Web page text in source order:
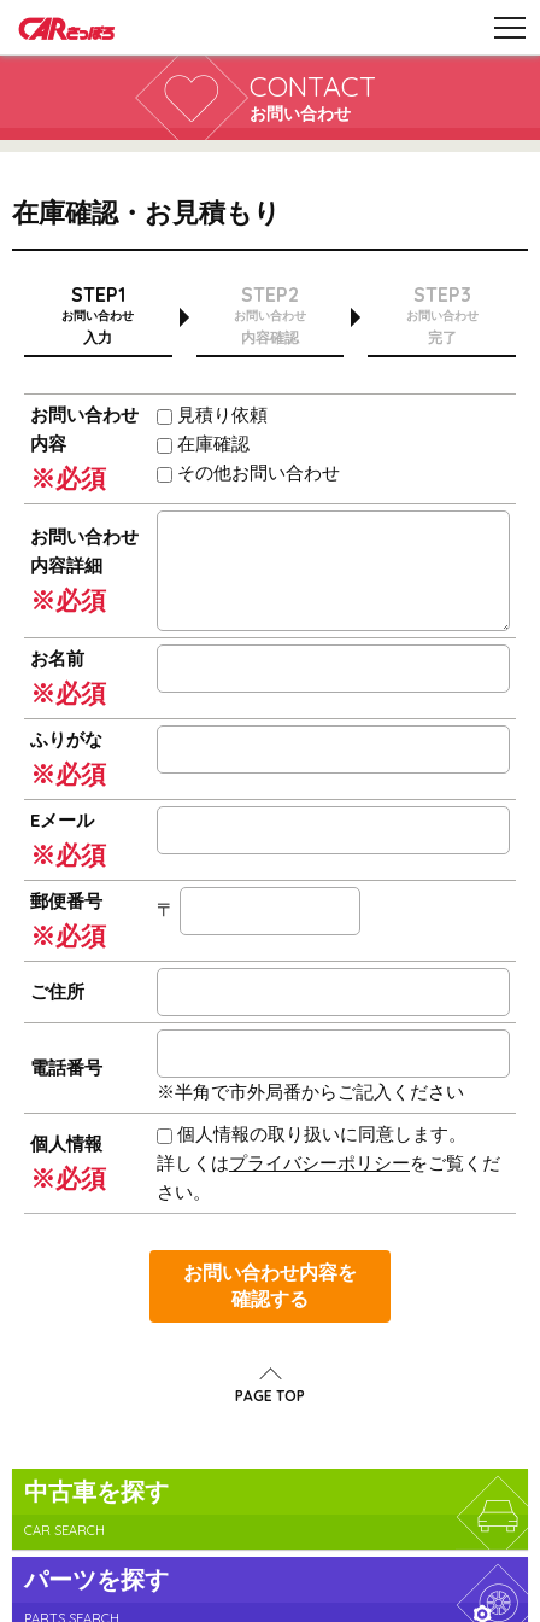
CONTACT
お問い合わせ
在庫確認・お見積もり
STEP1
お問い合わせ
入力
STEP2
お問い合わせ
内容確認
STEP3
お問い合わせ
完了
お問い合わせ
内容
※必須
見積り依頼
在庫確認
その他お問い合わせ
お問い合わせ
内容詳細
※必須
お名前
※必須
ふりがな
※必須
Eメール
※必須
郵便番号
※必須
〒
ご住所
電話番号
※半角で市外局番からご記入ください
個人情報
※必須
個人情報の取り扱いに同意します。
詳しくはプライバシーポリシーをご覧くだ
さい。
お問い合わせ内容を
確認する
PAGE TOP
中古車を探す
CAR SEARCH
パーツを探す
PARTS SEARCH